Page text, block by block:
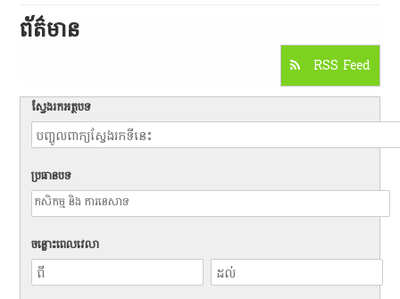
ព័ត៌មាន​
RSS Feed
ស្វែងរកអត្ថបទ
ប្រធានបទ
ចន្លោះពេលវេលា